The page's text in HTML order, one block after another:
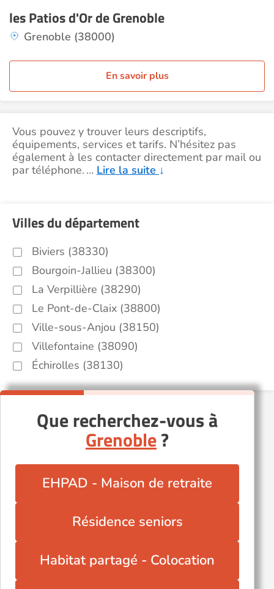
les Patios d'Or de Grenoble
Grenoble (38000)
En savoir plus
Vous pouvez y trouver leurs descriptifs,
équipements, services et tarifs. N’hésitez pas
également à les contacter directement par mail ou
par téléphone. … Lire la suite ↓
Villes du département
Biviers (38330)
Bourgoin-Jallieu (38300)
La Verpillière (38290)
Le Pont-de-Claix (38800)
Ville-sous-Anjou (38150)
Villefontaine (38090)
Échirolles (38130)
Que recherchez-vous à
Grenoble?
EHPAD - Maison de retraite
Résidence seniors
Habitat partagé - Colocation